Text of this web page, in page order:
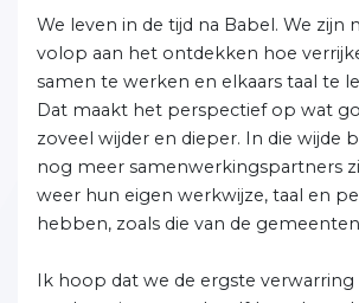
We leven in de tijd na Babel. We zijn
volop aan het ontdekken hoe
samen te werken en elkaars taal te
Dat maakt het perspectief op wat
zoveel wijder en dieper. In die wijde
nog meer samenwerkingspartners
weer hun eigen werkwijze, taal en
hebben, zoals die van de
Ik hoop dat we de ergste verwarring